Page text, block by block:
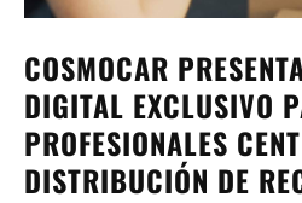
COSMOCAR
DIGITAL EXCLUSIVO
PROFESIONALES
DISTRIBUCIÓN DE